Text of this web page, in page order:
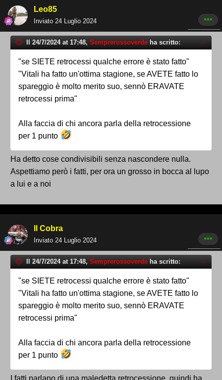
Leo85
Inviato 24 Luglio 2024
Il 24/7/2024 at 17:48, Semprerossoverde ha scritto:
"se SIETE retrocessi qualche errore è stato fatto"
"Vitali ha fatto un'ottima stagione, se AVETE fatto lo
spareggio è molto merito suo, sennò ERAVATE
retrocessi prima"
Alla faccia di chi ancora parla della retrocessione
per 1 punto
Ha detto cose condivisibili senza nascondere nulla.
Aspettiamo però i fatti, per ora un grosso in bocca al lupo
a lui e a noi
Il Cobra
Inviato 24 Luglio 2024
Il 24/7/2024 at 17:48, Semprerossoverde ha scritto:
"se SIETE retrocessi qualche errore è stato fatto"
"Vitali ha fatto un'ottima stagione, se AVETE fatto lo
spareggio è molto merito suo, sennò ERAVATE
retrocessi prima"
Alla faccia di chi ancora parla della retrocessione
per 1 punto
I fatti parlano di una maledetta retrocessione, quindi ha